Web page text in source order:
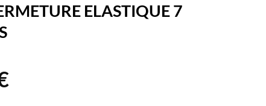
ELASTIQUE 7